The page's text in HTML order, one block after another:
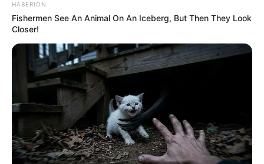
COMPARTIR
ALERTA BOGOTÁ EN GOOGLE NEWS
TEMAS RELACIONADOS
NOTICIAS ANTIOQUIA
ALERTA PAISA
MINISTERIO DE EDUCACIÓN
ESTUDIANTES
EDUCACIÓN SUPERIOR
EJE CAFETERO ANTIOQUIA
HABERION
Fishermen See An Animal On An Iceberg, But Then They Look
Closer!